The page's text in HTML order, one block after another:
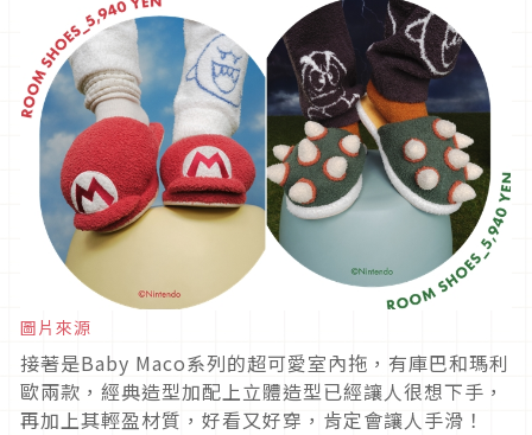
圖片來源
接著是Baby Maco系列的超可愛室內拖，有庫巴和瑪利
歐兩款，經典造型加配上立體造型已經讓人很想下手，
再加上其輕盈材質，好看又好穿，肯定會讓人手滑！